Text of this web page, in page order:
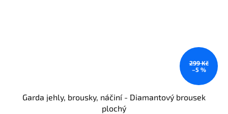
299 Kč
–5 %
Garda jehly, brousky, náčiní - Diamantový brousek
plochý